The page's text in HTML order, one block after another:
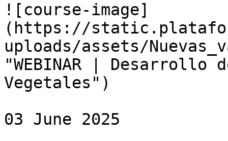
![course-image]
(https://
uploads/assets/
"WEBINAR | Desarrollo
Vegetales")
03 June 2025